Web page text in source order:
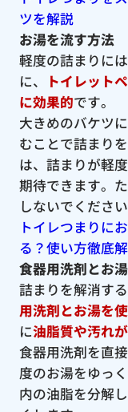
ツを解説
お湯を流す方法
軽度の詰まりには
に、
トイレット
に効果的です。
大きめのバケツ
むことで詰まり
は、詰まりが軽
期待できます。
しないでください
トイレつまりに
る？使い方徹底解
食器用洗剤とお
詰まりを解消す
用洗剤とお湯を
に油脂質や汚れ
食器用洗剤を直
度のお湯をゆっ
内の油脂を分解